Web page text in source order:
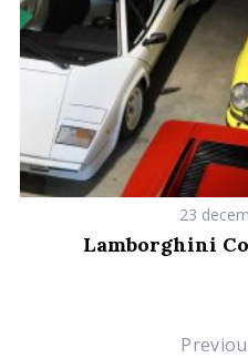
23
Lamborghini
c
f
r
: